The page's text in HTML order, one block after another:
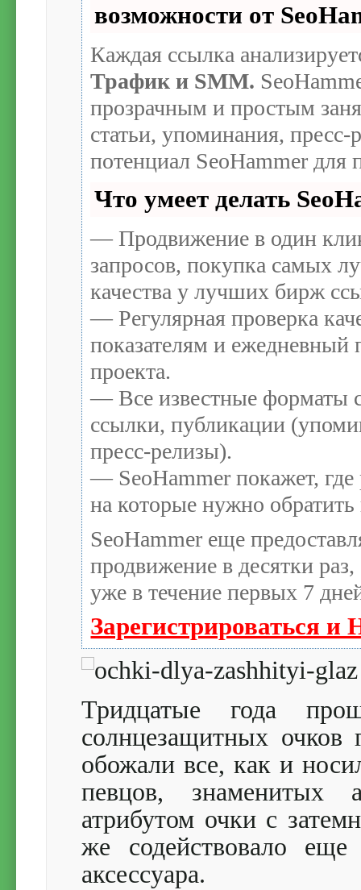
возможности от
Каждая ссылка
Трафик и SMM.
прозрачным и простым
статьи, упоминания,
потенциал SeoHammer для
Что умеет делать
— Продвижение в один
запросов, покупка самых
качества у лучших бирж
— Регулярная проверка
показателям и ежедневный
проекта.
— Все известные форматы
ссылки, публикации
пресс-релизы).
— SeoHammer покажет, где
на которые нужно
SeoHammer еще
продвижение в десятки
уже в течение первых 7
Зарегистрироваться и
Тридцатые года
солнцезащитных очков
обожали все, как и
певцов, знаменитых
атрибутом очки с
же содействовало
аксессуара.